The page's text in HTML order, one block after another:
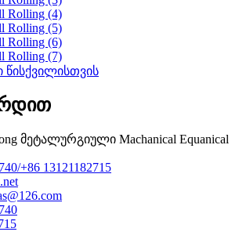
მეტალურგიული Machanical Equanical
+86 13121182715